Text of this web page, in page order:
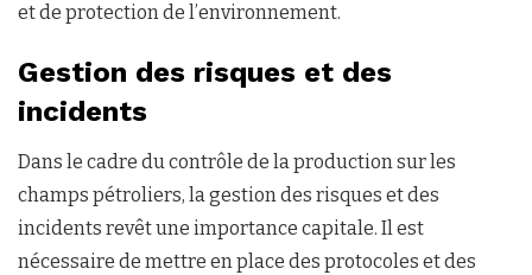
et de protection de l’environnement.
Gestion des risques et des
incidents
Dans le cadre du contrôle de la production sur les
champs pétroliers, la gestion des risques et des
incidents revêt une importance capitale. Il est
nécessaire de mettre en place des protocoles et des